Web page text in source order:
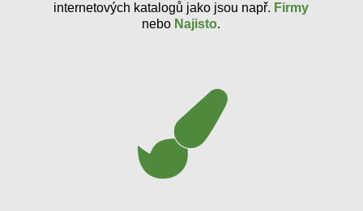
internetových katalogů jako jsou např. Firmy
nebo Najisto.